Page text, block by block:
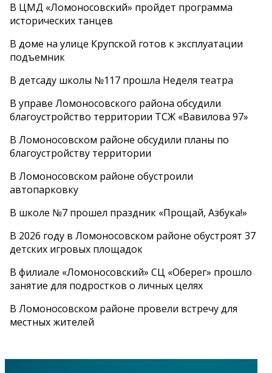
В ЦМД «Ломоносовский» пройдет программа
исторических танцев
В доме на улице Крупской готов к эксплуатации
подъемник
В детсаду школы №117 прошла Неделя театра
В управе Ломоносовского района обсудили
благоустройство территории ТСЖ «Вавилова 97»
В Ломоносовском районе обсудили планы по
благоустройству территории
В Ломоносовском районе обустроили
автопарковку
В школе №7 прошел праздник «Прощай, Азбука!»
В 2026 году в Ломоносовском районе обустроят 37
детских игровых площадок
В филиале «Ломоносовский» СЦ «Оберег» прошло
занятие для подростков о личных целях
В Ломоносовском районе провели встречу для
местных жителей